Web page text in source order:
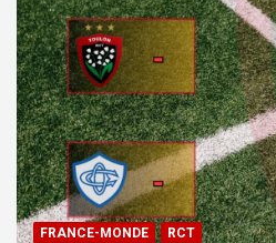
FRANCE-MONDE RCT